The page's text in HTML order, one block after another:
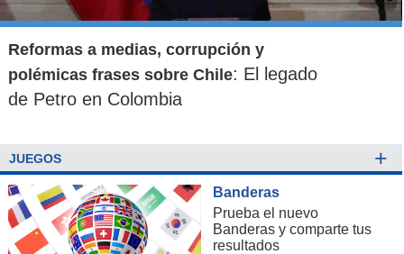
Reformas a medias, corrupción y
polémicas frases sobre Chile: El legado
de Petro en Colombia
JUEGOS +
Banderas
Prueba el nuevo
Banderas y comparte tus
resultados